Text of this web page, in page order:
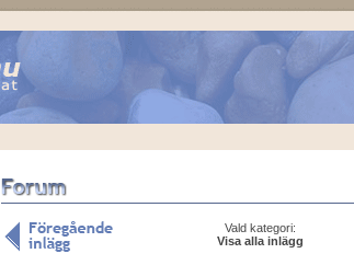
Vald kategori:
Visa alla inlägg